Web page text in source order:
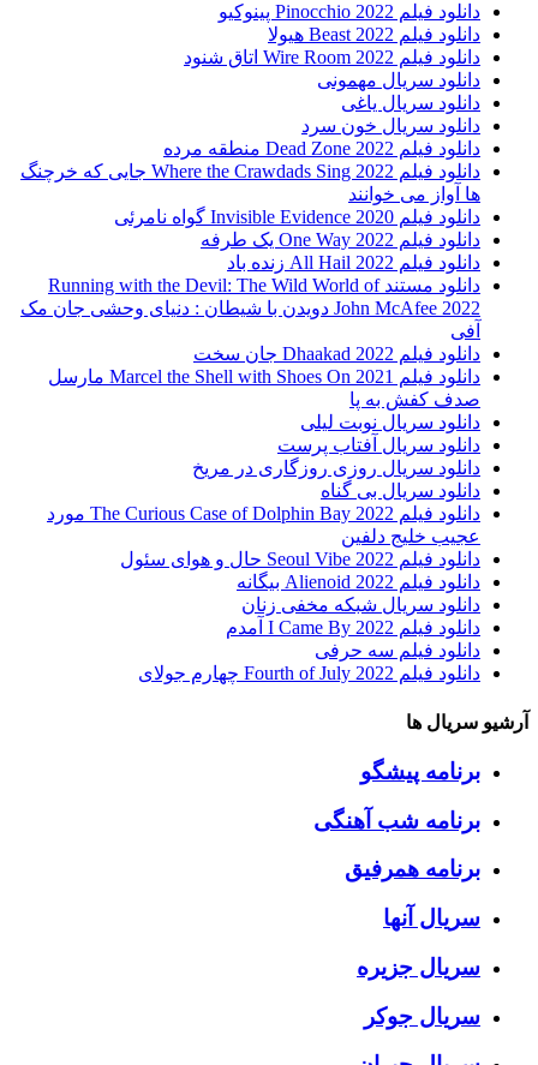
دانلود فیلم Pinocchio 2022 پینوکیو
دانلود فیلم Beast 2022 هیولا
دانلود فیلم Wire Room 2022 اتاق شنود
دانلود سریال مهمونی
دانلود سریال یاغی
دانلود سریال خون سرد
دانلود فیلم 2022 Dead Zone منطقه مرده
دانلود فیلم Where the Crawdads Sing 2022 جایی که خرچنگ
ها آواز می خوانند
دانلود فیلم 2020 Invisible Evidence گواه نامرئی
دانلود فیلم One Way 2022 یک طرفه
دانلود فیلم All Hail 2022 زنده باد
دانلود مستند Running with the Devil: The Wild World of
John McAfee 2022 دویدن با شیطان : دنیای وحشی جان مک
آفی
دانلود فیلم Dhaakad 2022 جان سخت
دانلود فیلم Marcel the Shell with Shoes On 2021 مارسل
صدف کفش به پا
دانلود سریال نوبت لیلی
دانلود سریال آفتاب پرست
دانلود سریال روزی روزگاری در مریخ
دانلود سریال بی گناه
دانلود فیلم The Curious Case of Dolphin Bay 2022 مورد
عجیب خلیج دلفین
دانلود فیلم Seoul Vibe 2022 حال و هوای سئول
دانلود فیلم Alienoid 2022 بیگانه
دانلود سریال شبکه مخفی زنان
دانلود فیلم I Came By 2022 آمدم
دانلود فیلم سه حرفی
دانلود فیلم Fourth of July 2022 چهارم جولای
آرشیو سریال ها
برنامه پیشگو
برنامه شب آهنگی
برنامه همرفیق
سریال آنها
سریال جزیره
سریال جوکر